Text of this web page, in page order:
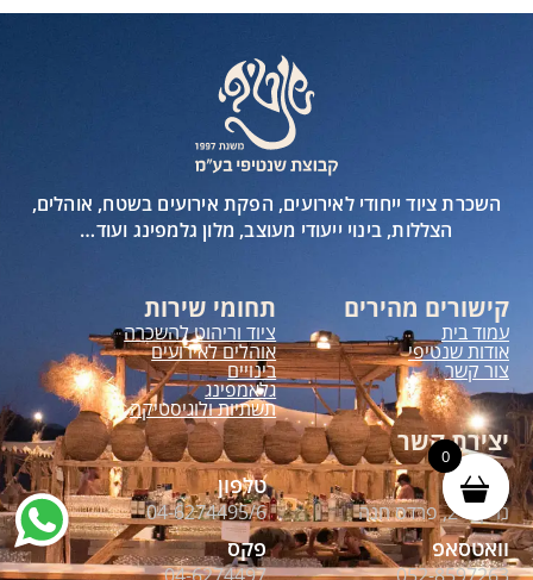
השכרת ציוד ייחודי לאירועים, הפקת אירועים בשטח, אוהלים,
הצללות, בינוי ייעודי מעוצב, מלון גלמפינג ועוד…
קישורים מהירים
עמוד בית
אודות שנטיפי
צור קשר
תחומי שירות
ציוד וריהוט להשכרה
אוהלים לאירועים
בינויים
גלאמפינג
תשתיות ולוגיסטיקה
יצירת קשר
כתובת
נרקיס 2, פרדס חנה
טלפון
04-6274495/6
וואטסאפ פקס
0
0